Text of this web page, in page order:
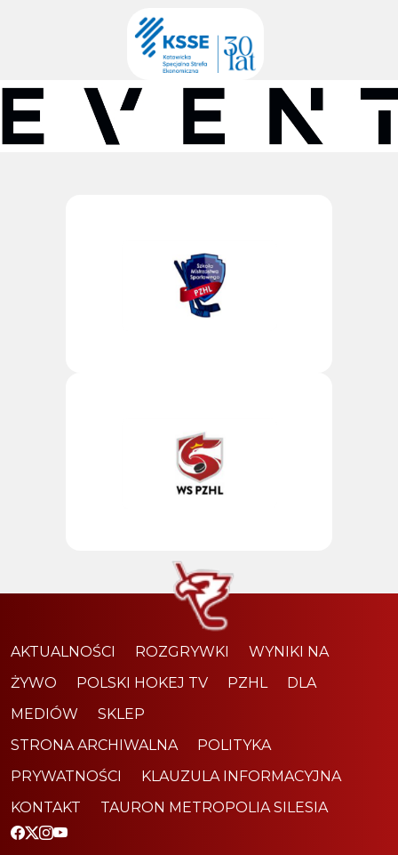
AKTUALNOŚCI ROZGRYWKI
WYNIKI NA
ŻYWO
POLSKI HOKEJ TV PZHL
DLA
MEDIÓW
SKLEP
STRONA ARCHIWALNA
POLITYKA
PRYWATNOŚCI
KLAUZULA INFORMACYJNA
KONTAKT
TAURON METROPOLIA SILESIA